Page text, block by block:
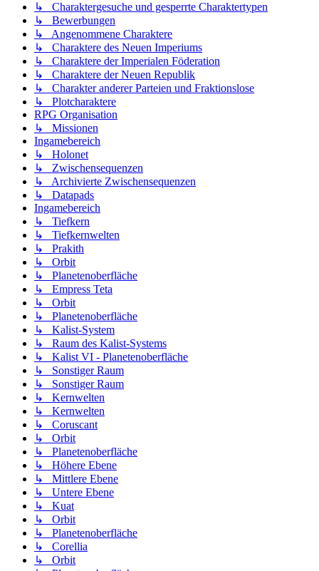
↳ Charaktergesuche und gesperrte Charaktertypen
↳ Bewerbungen
↳ Angenommene Charaktere
↳ Charaktere des Neuen Imperiums
↳ Charaktere der Imperialen Föderation
↳ Charaktere der Neuen Republik
↳ Charakter anderer Parteien und Fraktionslose
↳ Plotcharaktere
RPG Organisation
↳ Missionen
Ingamebereich
↳ Holonet
↳ Zwischensequenzen
↳ Archivierte Zwischensequenzen
↳ Datapads
Ingamebereich
↳ Tiefkern
↳ Tiefkernwelten
↳ Prakith
↳ Orbit
↳ Planetenoberfläche
↳ Empress Teta
↳ Orbit
↳ Planetenoberfläche
↳ Kalist-System
↳ Raum des Kalist-Systems
↳ Kalist VI - Planetenoberfläche
↳ Sonstiger Raum
↳ Sonstiger Raum
↳ Kernwelten
↳ Kernwelten
↳ Coruscant
↳ Orbit
↳ Planetenoberfläche
↳ Höhere Ebene
↳ Mittlere Ebene
↳ Untere Ebene
↳ Kuat
↳ Orbit
↳ Planetenoberfläche
↳ Corellia
↳ Orbit